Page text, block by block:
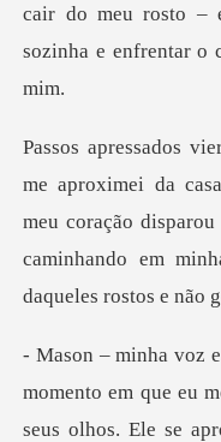
cair do meu rosto –
meu coração
caminha
seus olhos. Ele se